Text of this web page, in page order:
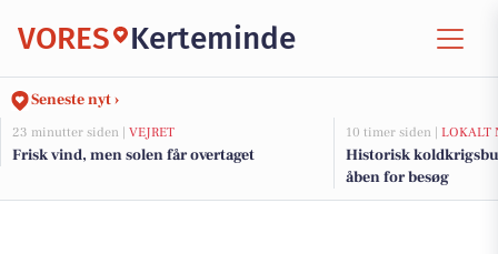
VORES Kerteminde
Seneste nyt ›
23 minutter siden | VEJRET
Frisk vind, men solen får overtaget
10 timer siden | LOKALT
Historisk
åben for besøg